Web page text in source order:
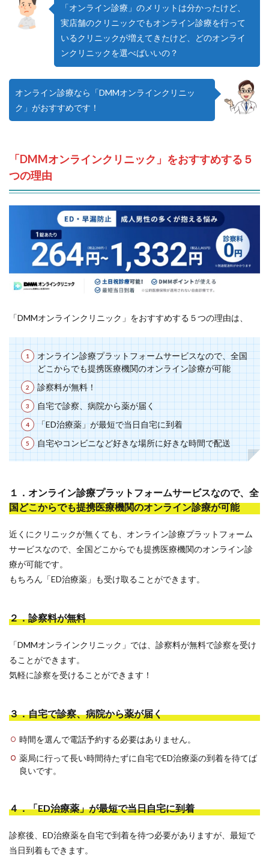
「オンライン診療」のメリットは分かったけど、
実店舗のクリニックでもオンライン診療を行って
いるクリニックが増えてきたけど、どのオンライ
ンクリニックを選べばいいの？
オンライン診療なら「DMMオンラインクリニッ
ク」がおすすめです！
「DMMオンラインクリニック」をおすすめする５
つの理由
「DMMオンラインクリニック」をおすすめする５つの理由は、
オンライン診療プラットフォームサービスなので、全国
どこからでも提携医療機関のオンライン診療が可能
診察料が無料！
自宅で診察、病院から薬が届く
「ED治療薬」が最短で当日自宅に到着
自宅やコンビニなど好きな場所に好きな時間で配送
１．オンライン診療プラットフォームサービスなので、全
国どこからでも提携医療機関のオンライン診療が可能
近くにクリニックが無くても、オンライン診療プラットフォーム
サービスなので、全国どこからでも提携医療機関のオンライン診
療が可能です。
もちろん「ED治療薬」も受け取ることができます。
２．診察料が無料
「DMMオンラインクリニック」では、診察料が無料で診察を受け
ることができます。
気軽に診察を受けることができます！
３．自宅で診察、病院から薬が届く
時間を選んで電話予約する必要はありません。
薬局に行って長い時間待たずに自宅でED治療薬の到着を待てば
良いです。
４．「ED治療薬」が最短で当日自宅に到着
診察後、ED治療薬を自宅で到着を待つ必要がありますが、最短で
当日到着もできます。